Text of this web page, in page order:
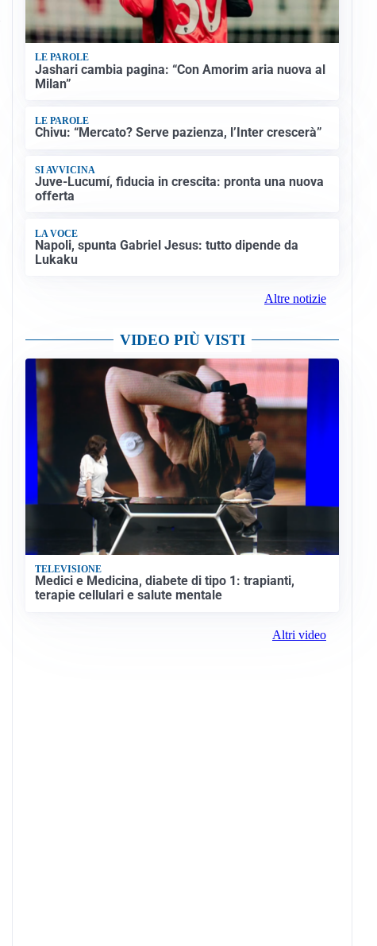
LE PAROLE
Jashari cambia pagina: “Con Amorim aria nuova al
Milan”
LE PAROLE
Chivu: “Mercato? Serve pazienza, l’Inter crescerà”
SI AVVICINA
Juve-Lucumí, fiducia in crescita: pronta una nuova
offerta
LA VOCE
Napoli, spunta Gabriel Jesus: tutto dipende da
Lukaku
Altre notizie
VIDEO PIÙ VISTI
TELEVISIONE
Medici e Medicina, diabete di tipo 1: trapianti,
terapie cellulari e salute mentale
Altri video